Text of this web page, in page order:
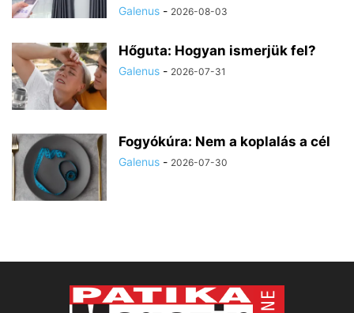
Galenus - 2026-08-03
Hőguta: Hogyan ismerjük fel?
Galenus - 2026-07-31
Fogyókúra: Nem a koplalás a cél
Galenus - 2026-07-30